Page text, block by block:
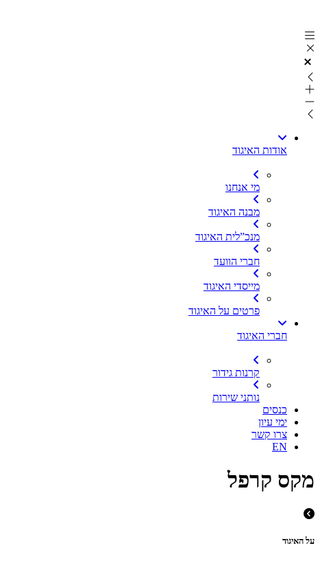
אודות האיגוד
מי אנחנו
מבנה האיגוד
מנכ”לית האיגוד
חברי הוועד
מייסדי האיגוד
פרטים על האיגוד
חברי האיגוד
קרנות גידור
נותני שירות
כנסים
ימי עיון
צרו קשר
EN
מקס קרפל
על האיגוד